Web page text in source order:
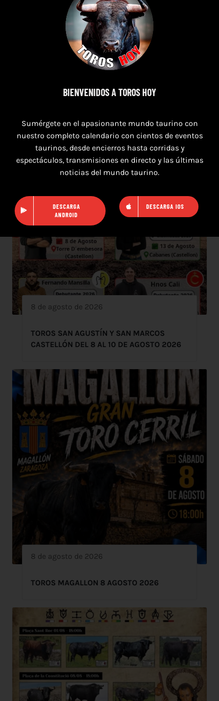
7 de agosto de 2026
DE AGOSTO 2026
8 de agosto de 2026
TOROS SAN AGUSTÍN Y SAN MARCOS
CASTELLÓN DEL 8 AL 10 DE AGOSTO 2026
8 de agosto de 2026
TOROS MAGALLON 8 AGOSTO 2026
BIENVENIDOS A TOROS HOY
Sumérgete en el apasionante mundo taurino con
nuestro completo calendario con cientos de eventos
taurinos, desde encierros hasta corridas y
espectáculos, transmisiones en directo y las últimas
noticias del mundo taurino.
DESCARGA
ANDROID
DESCARGA IOS